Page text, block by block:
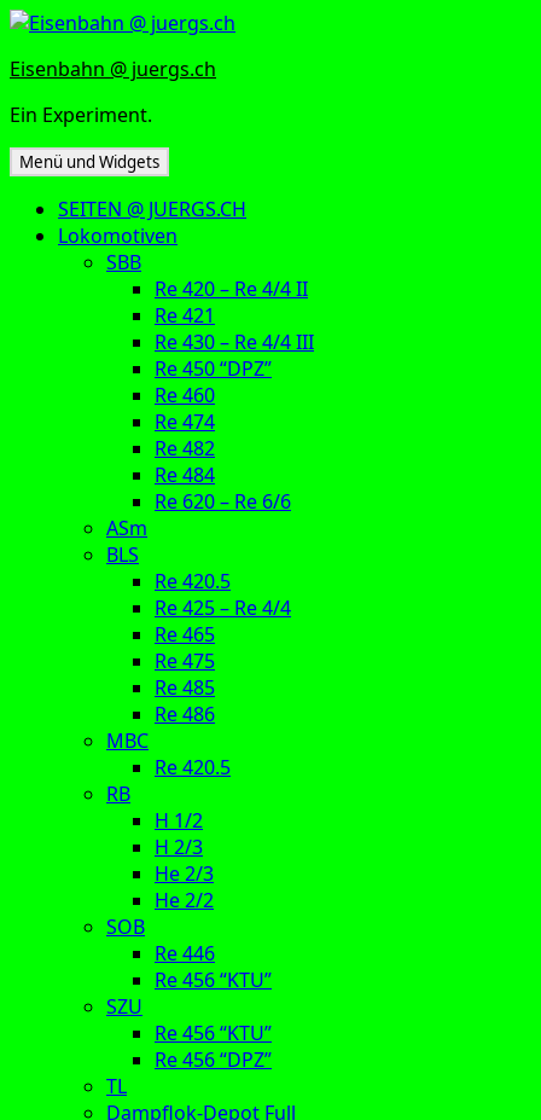
Zum
springen
Eisenbahn @ juergs.ch
Ein Experiment.
Menü und Widgets
SEITEN @ JUERGS.CH
Lokomotiven
SBB
Re 420 – Re 4/4 II
Re 421
Re 430 – Re 4/4 III
Re 450 “DPZ”
Re 460
Re 474
Re 482
Re 484
Re 620 – Re 6/6
ASm
BLS
Re 420.5
Re 425 – Re 4/4
Re 465
Re 475
Re 485
Re 486
MBC
Re 420.5
RB
H 1/2
H 2/3
He 2/3
He 2/2
SOB
Re 446
Re 456 “KTU”
SZU
Re 456 “KTU”
Re 456 “DPZ”
TL
Dampflok-Depot Full